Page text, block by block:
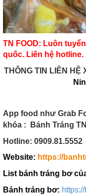
TN FOOD: Luôn
quốc. Liên hệ hotline.
THÔNG TIN LIÊN HỆ
App food như Grab
khóa : Bánh Tráng
Hotline: 0909.81.5552
Website: https://
List bánh tráng bơ
Bánh tráng bơ: